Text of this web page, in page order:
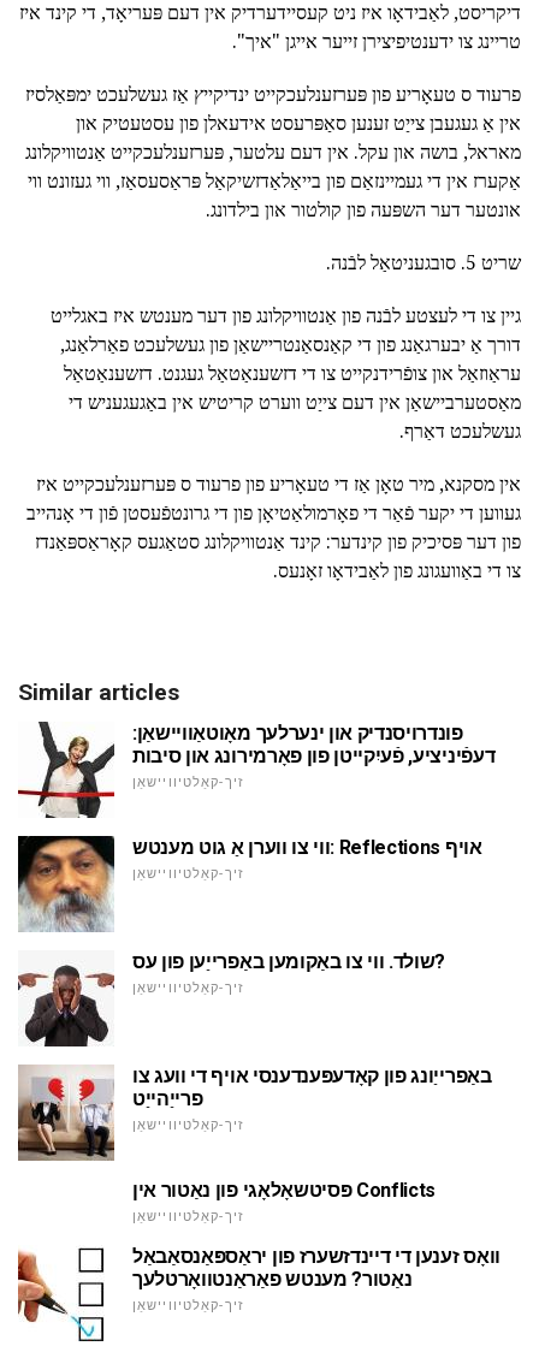
דיקריסט, לאַבידאָו איז ניט קעסיידערדיק אין דעם פּעריאָד, די קינד איז
טריינג צו ידענטיפיצירן זייער אייגן "איך".
פרעוד ס טעאָריע פון פּערזענלעכקייט ינדיקייץ אַז געשלעכט ימפּאַלסיז
אין אַ געגעבן צייַט זענען סאַפּרעסט אידעאלן פון עסטעטיק און
מאראל, בושה און עקל. אין דעם עלטער, פּערזענלעכקייט אַנטוויקלונג
אַקערז אין די געמיינזאַם פון בייאַלאַדזשיקאַל פּראַסעסאַז, ווי געזונט ווי
אונטער דער השפּעה פון קולטור און בילדונג.
שריט 5. סובגעניטאַל לבֿנה.
גיין צו די לעצטע לבֿנה פון אַנטוויקלונג פון דער מענטש איז באגלייט
דורך אַ יבערגאַנג פון די קאַנסאַנטריישאַן פון געשלעכט פאַרלאַנג,
עראַוזאַל און צופֿרידנקייט צו די דזשענאַטאַל געגנט. דזשענאַטאַל
מאַסטערביישאַן אין דעם צייַט ווערט קריטיש אין באַגעגעניש די
געשלעכט דאַרף.
אין מסקנא, מיר טאָן אַז די טעאָריע פון פרעוד ס פּערזענלעכקייט איז
געווען די יקער פֿאַר די פאָרמולאַטיאָן פון די גרונטפֿעסטן פֿון די אָנהייב
פון דער פּסיכיק פון קינדער: קינד אַנטוויקלונג סטאַגעס קאָראַספּאַנדז
צו די באַוועגונג פון לאַבידאָו זאָנעס.
Similar articles
פונדרויסנדיק און ינערלעך מאָוטאַוויישאַן:
דעפֿיניציע, פֿעיִקייטן פון פאָרמירונג און סיבות
זיך-קאַלטיוויישאַן
ווי צו ווערן אַ גוט מענטש: Reflections אויף
זיך-קאַלטיוויישאַן
שולד. ווי צו באַקומען באַפרייַען פון עס?
זיך-קאַלטיוויישאַן
באַפרייַונג פון קאָדעפּענדענסי אויף די וועג צו
פרייַהייַט
זיך-קאַלטיוויישאַן
פּסיטשאָלאָגי פון נאַטור אין Conflicts
זיך-קאַלטיוויישאַן
וואָס זענען די דיינדזשערז פון יראַספּאַנסאַבאַל
נאַטור? מענטש פאַראַנטוואָרטלעך
זיך-קאַלטיוויישאַן